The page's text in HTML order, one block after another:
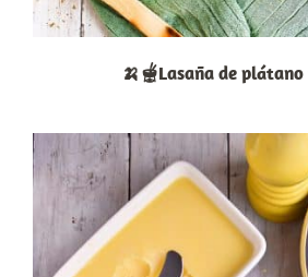
🍌🫕Lasaña de